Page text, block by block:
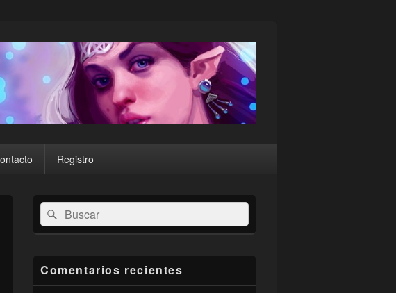
Registro
El
área
de
lateral
primaria
Buscar
por:
Buscar
Comentarios recientes